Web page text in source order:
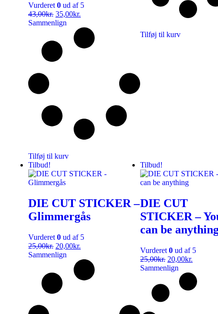
Vurderet 0 ud af 5
43,00kr. 35,00kr.
Sammenlign
Tilføj til kurv
Tilføj til kurv
Tilbud!
DIE CUT STICKER –
Glimmergås
Vurderet 0 ud af 5
25,00kr. 20,00kr.
Sammenlign
Tilbud!
DIE CUT
STICKER –
can be
Vurderet 0 ud af 5
25,00kr. 20,00kr.
Sammenlign